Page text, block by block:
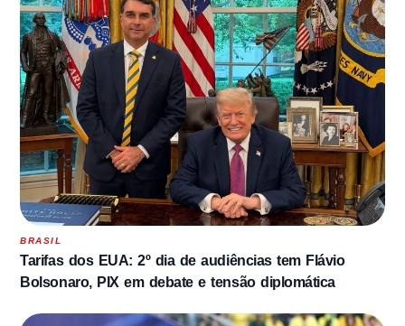
BRASIL
Tarifas dos EUA: 2º dia de audiências tem Flávio
Bolsonaro, PIX em debate e tensão diplomática